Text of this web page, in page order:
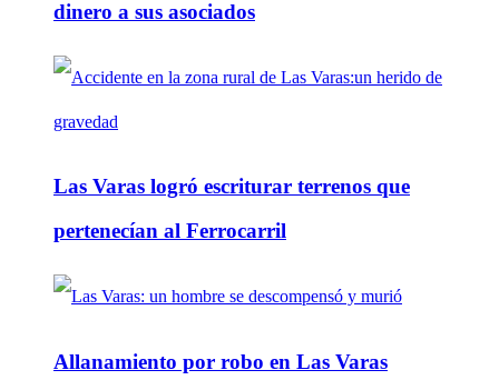
dinero a sus asociados
Las Varas logró escriturar terrenos que
pertenecían al Ferrocarril
Allanamiento por robo en Las Varas